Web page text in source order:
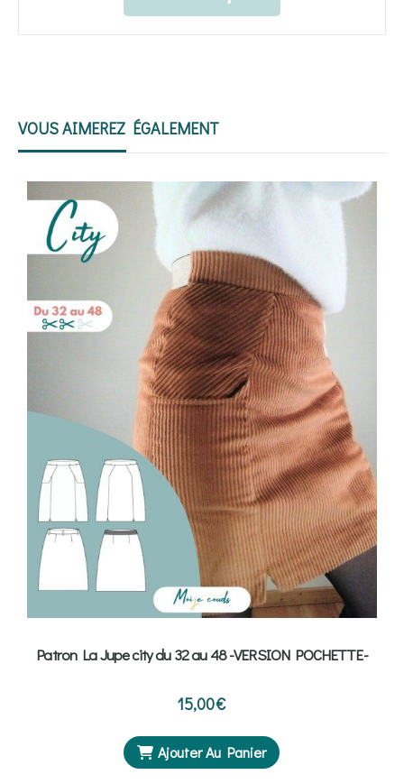
VOUS AIMEREZ ÉGALEMENT
Patron La Jupe city du 32 au 48 -VERSION POCHETTE-
15,00€
Ajouter Au Panier